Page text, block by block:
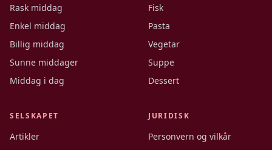
Rask middag
Enkel middag
Billig middag
Sunne middager
Middag i dag
Fisk
Pasta
Vegetar
Suppe
Dessert
SELSKAPET
Artikler
JURIDISK
Personvern og vilkår